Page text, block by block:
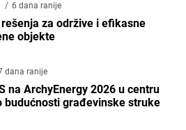
6 dana ranije
rešenja za održive i efikasne
objekte
dana ranije
na ArchyEnergy 2026 u centru
budućnosti građevinske struke